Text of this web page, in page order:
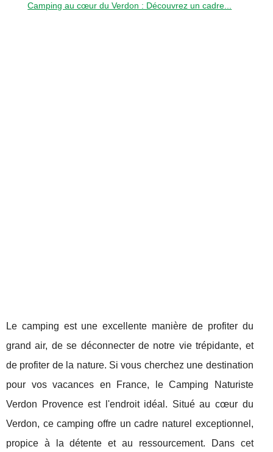
Camping au cœur du Verdon : Découvrez un cadre...
Le camping est une excellente manière de profiter du
grand air, de se déconnecter de notre vie trépidante, et
de profiter de la nature. Si vous cherchez une destination
pour vos vacances en France, le Camping Naturiste
Verdon Provence est l'endroit idéal. Situé au cœur du
Verdon, ce camping offre un cadre naturel exceptionnel,
propice à la détente et au ressourcement. Dans cet